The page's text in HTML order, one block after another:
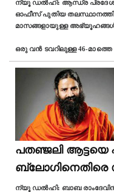
ന്യൂ ഡല്‍ഹി: ആന്ധ്ര പ്രദേശ്
ഓഫീസ് പുതിയ
മാസങ്ങളായുള്ള
ഒരു വൻ ടവറിലുള്ള 46-
പതഞ്ജലി ആട്ടയെ
ന്യൂ ഡല്‍ഹി: ബാബ